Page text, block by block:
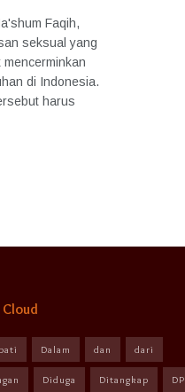
Faqih,
seksual yang
di Indonesia.
harus
Dalam dan dari
Diduga Ditangkap